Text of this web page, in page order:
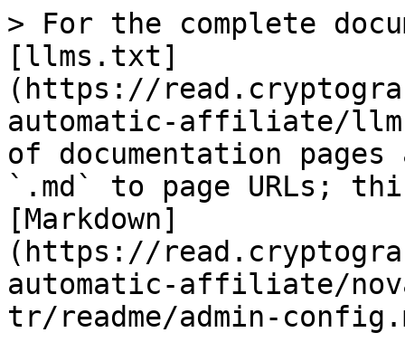
> For the complete
[llms.txt]
(https://
automatic-affiliate/
of documentation
`.md` to page URLs;
[Markdown]
(https://
automatic-affiliate/
tr/readme/admin-